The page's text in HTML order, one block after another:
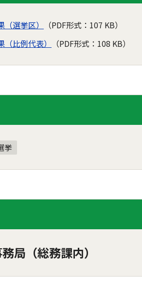
選挙区）
（PDF形式：107 KB）
比例代表）
（PDF形式：108 KB）
挙
局（総務課内）